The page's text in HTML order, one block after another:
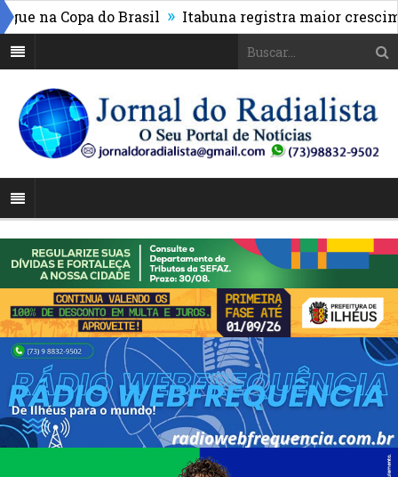
na Copa do Brasil » Itabuna registra maior